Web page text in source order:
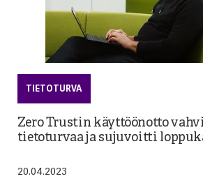
TIETOTURVA
Zero Trustin käyttöönotto
tietoturvaa ja sujuvoitti
20.04.2023